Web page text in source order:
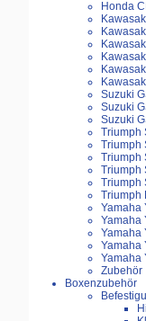
Honda
Suzuki
Suzuki
Suzuki
Triumph
Triumph
Triumph
Triumph
Triumph
Triumph
Yamaha
Yamaha
Yamaha
Yamaha
Yamaha
Zubehör
Boxenzubehör